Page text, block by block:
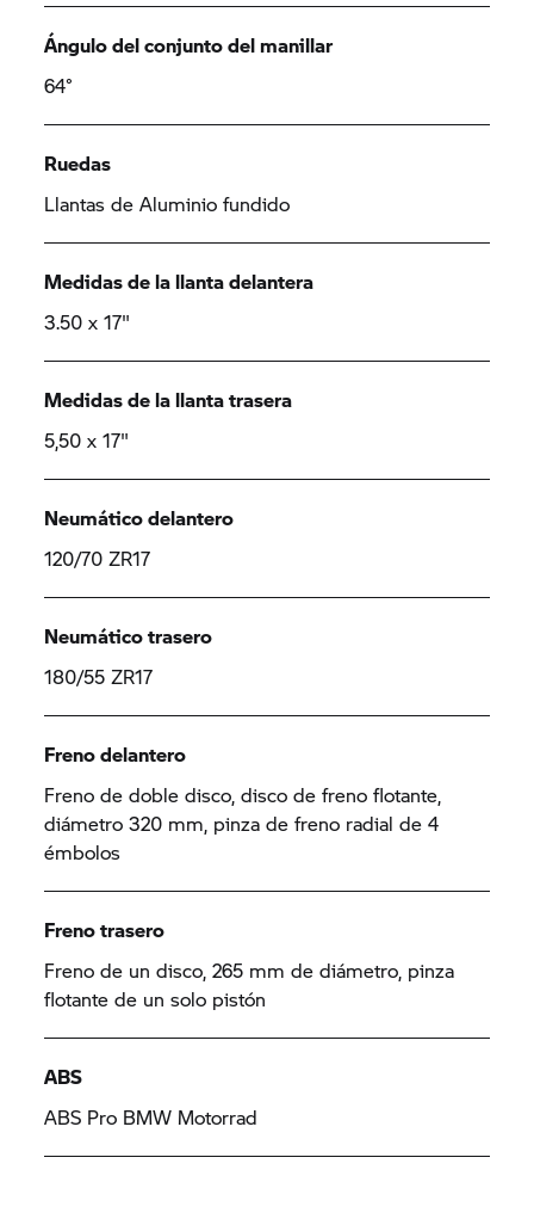
Ángulo del conjunto del manillar
64°
Ruedas
Llantas de Aluminio fundido
Medidas de la llanta delantera
3.50 x 17"
Medidas de la llanta trasera
5,50 x 17"
Neumático delantero
120/70 ZR17
Neumático trasero
180/55 ZR17
Freno delantero
Freno de doble disco, disco de freno flotante,
diámetro 320 mm, pinza de freno radial de 4
émbolos
Freno trasero
Freno de un disco, 265 mm de diámetro, pinza
flotante de un solo pistón
ABS
ABS Pro BMW Motorrad